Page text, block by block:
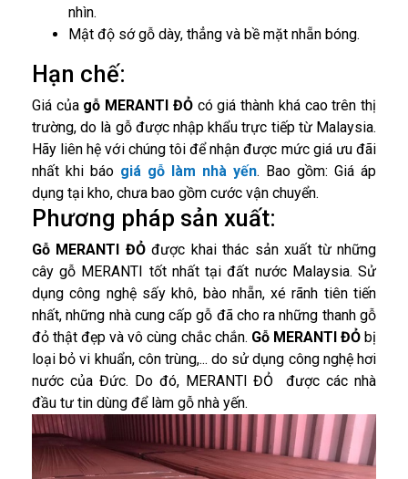
nhìn.
Mật độ sớ gỗ dày, thẳng và bề mặt nhẵn bóng.
Hạn chế:
Giá của gỗ MERANTI ĐỎcó giá thành khá cao trên thị
trường, do là gỗ được nhập khẩu trực tiếp từ Malaysia.
Hãy liên hệ với chúng tôi để nhận được mức giá ưu đãi
nhất khi báo giá gỗ làm nhà yến. Bao gồm: Giá áp
dụng tại kho, chưa bao gồm cước vận chuyển.
Phương pháp sản xuất:
Gỗ MERANTI ĐỎđược khai thác sản xuất từ những
cây gỗ MERANTI tốt nhất tại đất nước Malaysia. Sử
dụng công nghệ sấy khô, bào nhẵn, xé rãnh tiên tiến
nhất, những nhà cung cấp gỗ đã cho ra những thanh gỗ
đỏ thật đẹp và vô cùng chắc chắn. Gỗ MERANTI ĐỎbị
loại bỏ vi khuẩn, côn trùng,... do sử dụng công nghệ hơi
nước của Đức. Do đó, MERANTI ĐỎ được các nhà
đầu tư tin dùng để làm gỗ nhà yến.